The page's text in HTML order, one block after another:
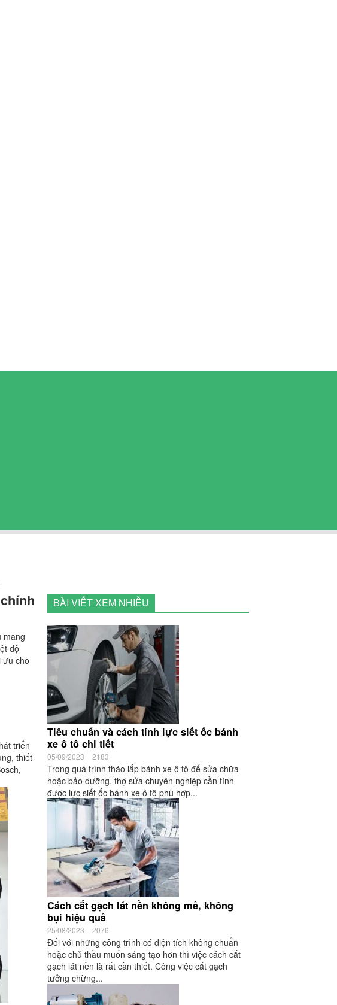
mang
độ
ưu cho
triển
thiết
BÀI VIẾT XEM NHIỀU
Tiêu chuẩn và cách tính lực siết ốc bánh
xe ô tô chi tiết
05/09/2023 2183
Trong quá trình tháo lắp bánh xe ô tô để sửa chữa
hoặc bảo dưỡng, thợ sửa chuyên nghiệp cần tính
được lực siết ốc bánh xe ô tô phù hợp...
Cách cắt gạch lát nền không mẻ, không
bụi hiệu quả
25/08/2023 2076
Đối với những công trình có diện tích không chuẩn
hoặc chủ thầu muốn sáng tạo hơn thì việc cách cắt
gạch lát nền là rất cần thiết. Công việc cắt gạch
tưởng chừng...